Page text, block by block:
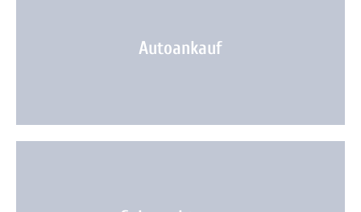
Autoankauf